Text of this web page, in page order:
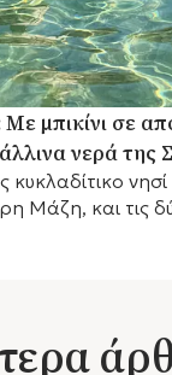
μπικίνι σε
νερά της
νησί
Μάζη, και τις